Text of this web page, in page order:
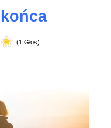
(1 Głos)